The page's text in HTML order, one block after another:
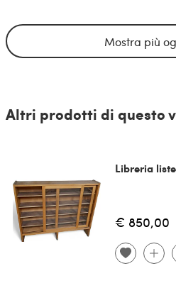
Mostra più
Altri prodotti di questo
Libreria
€ 850,00